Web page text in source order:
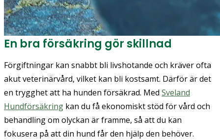
En bra försäkring gör skillnad
Förgiftningar kan snabbt bli livshotande och kräver ofta
akut veterinärvård, vilket kan bli kostsamt. Därför är det
en trygghet att ha hunden försäkrad. Med Sveland
Hundförsäkring kan du få ekonomiskt stöd för vård och
behandling om olyckan är framme, så att du kan
fokusera på att din hund får den hjälp den behöver.